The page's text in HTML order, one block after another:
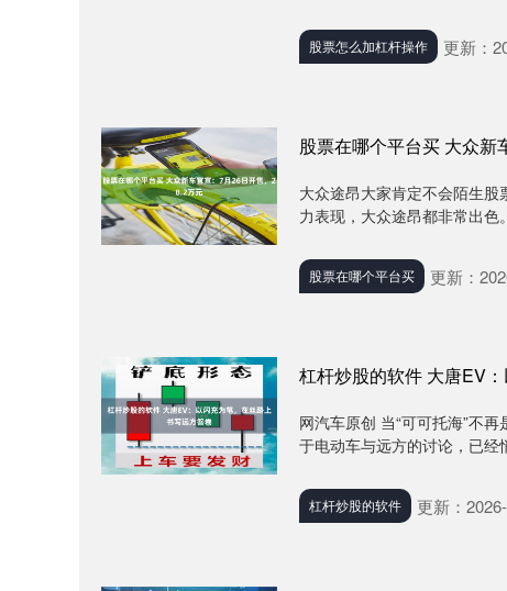
股票怎么加杠杆操作
更新：
股票在哪个平台买 大众新
大众途昂大家肯定不会陌生
力表现，大众途昂都非常出
股票在哪个平台买
更新：
杠杆炒股的软件 大唐EV
网汽车原创 当“可可托海”不
于电动车与远方的讨论，已
杠杆炒股的软件
更新：